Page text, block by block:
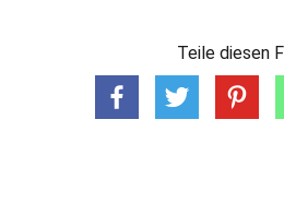
Teile diesen